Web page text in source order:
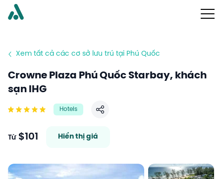
Xem tất cả các cơ sở lưu trú tại Phú Quốc
Crowne Plaza Phú Quốc Starbay, khách
sạn IHG
Hotels
Chia sẻ
Từ$101 Hiển thị giá